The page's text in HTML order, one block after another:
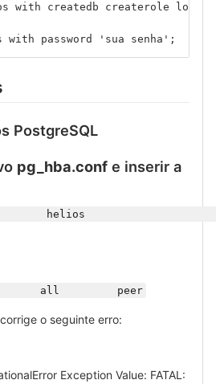
with createdb createrole login;
password 'sua senha';
PostgreSQL
pg_hba.conf e inserir a
helios
all         peer
o seguinte erro:
Exception Value: FATAL: